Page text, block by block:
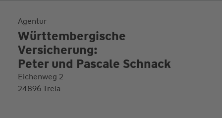
Agentur
Württembergische
Versicherung:
Peter und Pascale Schnack
Eichenweg 2
24896 Treia